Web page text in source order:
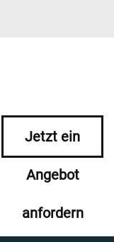
Jetzt ein
Angebot
anfordern